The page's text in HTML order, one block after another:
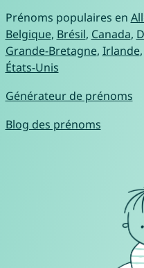
Prénoms populaires en
Belgique, Brésil, Canada,
Grande-Bretagne, Irlande,
États-Unis
Générateur de prénoms
Blog des prénoms